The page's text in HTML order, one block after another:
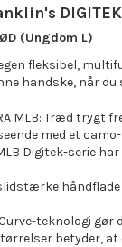
(Ungdom L)
fleksibel,
handske, når du
FRA MLB: Træd
med et
MLB Digitek-
slidstærke
Curve-teknologi
betyder,